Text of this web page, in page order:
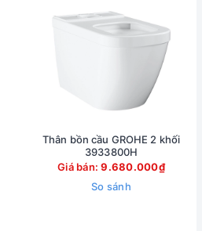
Thân bồn cầu GROHE 2 khối
3933800H
Giá bán:9.680.000₫
So sánh